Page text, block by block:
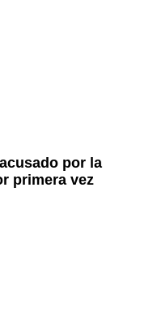
por la
primera vez